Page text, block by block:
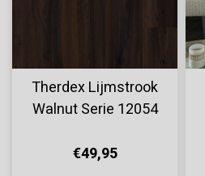
Therdex Lijmstrook
Walnut Serie 12054
€49,95